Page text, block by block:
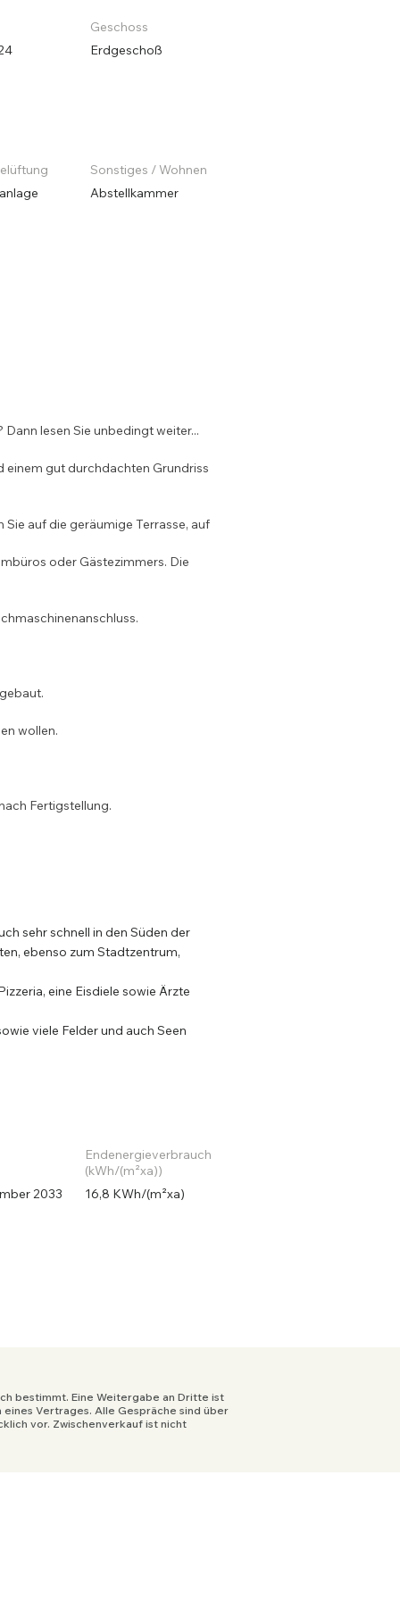
Geschoss
Erdgeschoß
Sonstiges / Wohnen
Abstellkammer
lesen Sie unbedingt weiter...
einem gut durchdachten Grundriss
auf die geräumige Terrasse, auf
oder Gästezimmers. Die
wollen.
Fertigstellung.
sehr schnell in den Süden der
ebenso zum Stadtzentrum,
eine Eisdiele sowie Ärzte
viele Felder und auch Seen
Endenergieverbrauch
(kWh/(m²xa))
2033
16,8 KWh/(m²xa)
bestimmt. Eine Weitergabe an Dritte ist
Vertrages. Alle Gespräche sind über
vor. Zwischenverkauf ist nicht